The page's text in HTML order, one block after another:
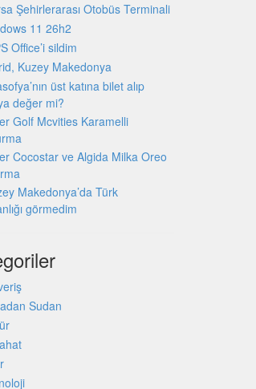
Şehirlerarası Otobüs Terminali
11 26h2
Office’i sildim
Kuzey Makedonya
üst katına bilet alıp
değer mi?
Golf Mcvities Karamelli
Cocostar ve Algida Milka Oreo
Makedonya’da Türk
görmedim
Sudan